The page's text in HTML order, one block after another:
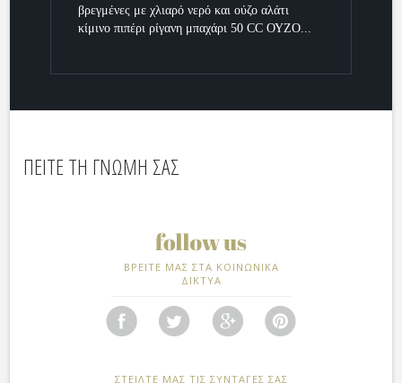
βρεγμένες με χλιαρό νερό και ούζο αλάτι
κίμινο πιπέρι ρίγανη μπαχάρι 50 CC ΟΥΖΟ...
ΠΕΙΤΕ ΤΗ ΓΝΩΜΗ ΣΑΣ
ΒΡΕΙΤΕ ΜΑΣ ΣΤΑ ΚΟΙΝΩΝΙΚΑ
ΔΙΚΤΥΑ
ΣΤΕΙΛΤΕ ΜΑΣ ΤΙΣ ΣΥΝΤΑΓΕΣ ΣΑΣ